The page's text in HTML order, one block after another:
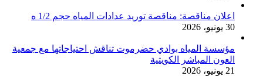
اعلان مناقصة: مناقصة توريد عدادات المياه حجم 1/2 ه
30 يونيو، 2026
مؤسسة المياه بوادي حضرموت تناقش احتياجاتها مع جمعية
العون المباشر الكويتية
21 يونيو، 2026